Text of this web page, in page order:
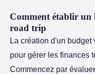
Comment établir un
road trip
La création d'un
pour gérer les finances
Commencez par